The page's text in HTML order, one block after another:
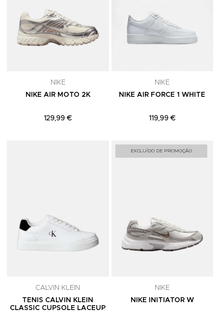
NIKE
NIKE AIR MOTO 2K
129,99 €
NIKE
NIKE AIR FORCE 1 WHITE
119,99 €
Adicionar aos Favoritos
CALVIN KLEIN
TENIS CALVIN KLEIN
CLASSIC CUPSOLE LACEUP
EXCLUÍDO DE PROMOÇÃO
NIKE
NIKE INITIATOR W